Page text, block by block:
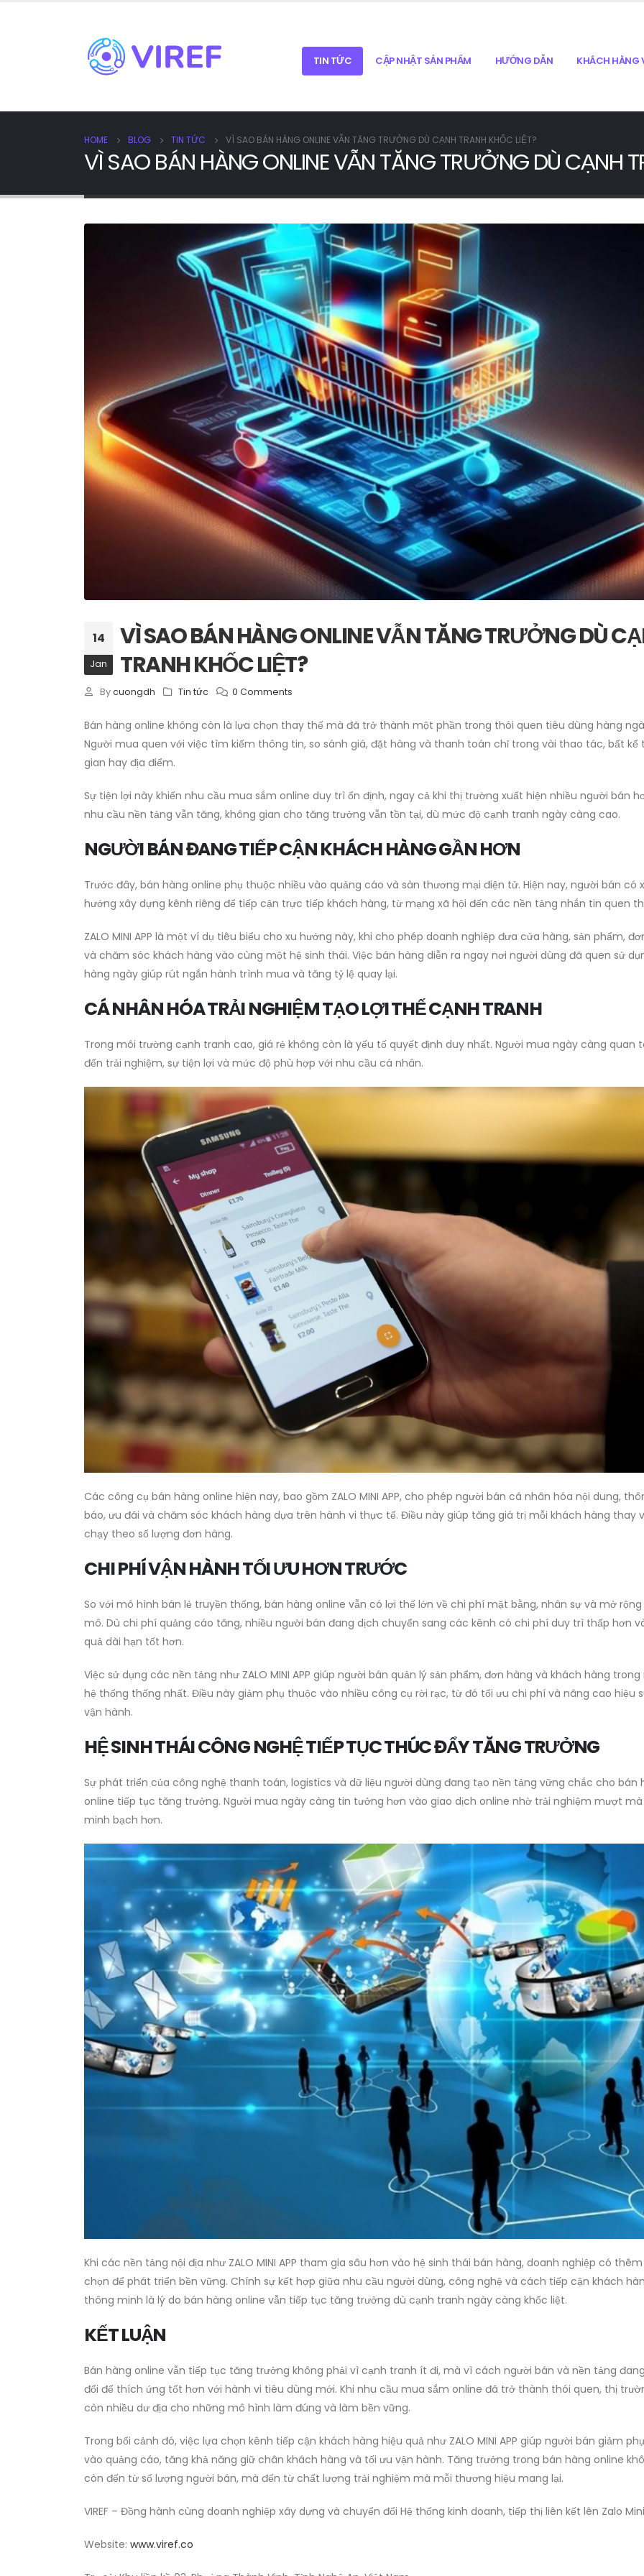
TIN TỨC CẬP NHẬT SẢN PHẨM HƯỚNG DẪN KHÁCH HÀNG
HOME BLOG TIN TỨC VÌ SAO BÁN HÀNG ONLINE VẪN TĂNG TRƯỞNG DÙ CẠNH TRANH KHỐC LIỆT?
VÌ SAO BÁN HÀNG ONLINE VẪN TĂNG TRƯỞNG DÙ CẠNH
14
Jan
VÌ SAO BÁN HÀNG ONLINE VẪN TĂNG TRƯỞNG DÙ
TRANH KHỐC LIỆT?
By cuongdh Tin tức 0 Comments
Bán hàng online không còn là lựa chọn thay thế mà đã trở thành một phần trong thói quen tiêu dùng hàng
Người mua quen với việc tìm kiếm thông tin, so sánh giá, đặt hàng và thanh toán chỉ trong vài thao tác, bất kể
gian hay địa điểm.
Sự tiện lợi này khiến nhu cầu mua sắm online duy trì ổn định, ngay cả khi thị trường xuất hiện nhiều người bán
nhu cầu nền tảng vẫn tăng, không gian cho tăng trưởng vẫn tồn tại, dù mức độ cạnh tranh ngày càng cao.
NGƯỜI BÁN ĐANG TIẾP CẬN KHÁCH HÀNG GẦN HƠN
Trước đây, bán hàng online phụ thuộc nhiều vào quảng cáo và sàn thương mại điện tử. Hiện nay, người bán có
hướng xây dựng kênh riêng để tiếp cận trực tiếp khách hàng, từ mạng xã hội đến các nền tảng nhắn tin quen
ZALO MINI APP là một ví dụ tiêu biểu cho xu hướng này, khi cho phép doanh nghiệp đưa cửa hàng, sản phẩm,
và chăm sóc khách hàng vào cùng một hệ sinh thái. Việc bán hàng diễn ra ngay nơi người dùng đã quen sử
hàng ngày giúp rút ngắn hành trình mua và tăng tỷ lệ quay lại.
CÁ NHÂN HÓA TRẢI NGHIỆM TẠO LỢI THẾ CẠNH TRANH
Trong môi trường cạnh tranh cao, giá rẻ không còn là yếu tố quyết định duy nhất. Người mua ngày càng quan
đến trải nghiệm, sự tiện lợi và mức độ phù hợp với nhu cầu cá nhân.
Các công cụ bán hàng online hiện nay, bao gồm ZALO MINI APP, cho phép người bán cá nhân hóa nội dung,
báo, ưu đãi và chăm sóc khách hàng dựa trên hành vi thực tế. Điều này giúp tăng giá trị mỗi khách hàng thay
chạy theo số lượng đơn hàng.
CHI PHÍ VẬN HÀNH TỐI ƯU HƠN TRƯỚC
So với mô hình bán lẻ truyền thống, bán hàng online vẫn có lợi thế lớn về chi phí mặt bằng, nhân sự và mở
mô. Dù chi phí quảng cáo tăng, nhiều người bán đang dịch chuyển sang các kênh có chi phí duy trì thấp hơn
quả dài hạn tốt hơn.
Việc sử dụng các nền tảng như ZALO MINI APP giúp người bán quản lý sản phẩm, đơn hàng và khách hàng
hệ thống thống nhất. Điều này giảm phụ thuộc vào nhiều công cụ rời rạc, từ đó tối ưu chi phí và nâng cao hiệu
vận hành.
HỆ SINH THÁI CÔNG NGHỆ TIẾP TỤC THÚC ĐẨY TĂNG TRƯỞNG
Sự phát triển của công nghệ thanh toán, logistics và dữ liệu người dùng đang tạo nền tảng vững chắc cho bán
online tiếp tục tăng trưởng. Người mua ngày càng tin tưởng hơn vào giao dịch online nhờ trải nghiệm mượt
minh bạch hơn.
Khi các nền tảng nội địa như ZALO MINI APP tham gia sâu hơn vào hệ sinh thái bán hàng, doanh nghiệp có
chọn để phát triển bền vững. Chính sự kết hợp giữa nhu cầu người dùng, công nghệ và cách tiếp cận khách
thông minh là lý do bán hàng online vẫn tiếp tục tăng trưởng dù cạnh tranh ngày càng khốc liệt.
KẾT LUẬN
Bán hàng online vẫn tiếp tục tăng trưởng không phải vì cạnh tranh ít đi, mà vì cách người bán và nền tảng
đổi để thích ứng tốt hơn với hành vi tiêu dùng mới. Khi nhu cầu mua sắm online đã trở thành thói quen, thị
còn nhiều dư địa cho những mô hình làm đúng và làm bền vững.
Trong bối cảnh đó, việc lựa chọn kênh tiếp cận khách hàng hiệu quả như ZALO MINI APP giúp người bán giảm
vào quảng cáo, tăng khả năng giữ chân khách hàng và tối ưu vận hành. Tăng trưởng trong bán hàng online
còn đến từ số lượng người bán, mà đến từ chất lượng trải nghiệm mà mỗi thương hiệu mang lại.
VIREF – Đồng hành cùng doanh nghiệp xây dựng và chuyển đổi Hệ thống kinh doanh, tiếp thị liên kết lên Zalo
Website: www.viref.co